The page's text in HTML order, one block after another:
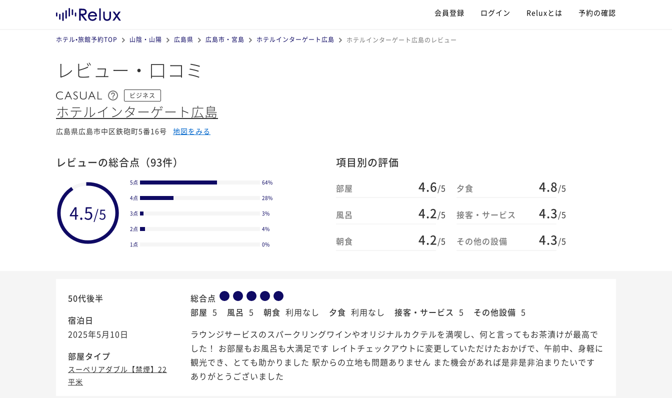
会員登録 ログイン Reluxとは 予約の確認
ホテル•旅館予約TOP 山陰・山陽 広島県 広島市・宮島 ホテルインターゲート広島 ホテルインターゲート広島のレビュー
レビュー・口コミ
ビジネス
ホテルインターゲート広島
広島県広島市中区鉄砲町5番16号 地図をみる
レビューの総合点 （93件）
5点 64%
4点 28%
3点 3%
2点 4%
1点 0%
項目別の評価
部屋 4.6/5
風呂 4.2/5
朝食 4.2/5
夕食 4.8/5
接客・サービス 4.3/5
その他の設備 4.3/5
50代後半
宿泊日
2025年5月10日
部屋タイプ
スーペリアダブル【禁煙】22
平米
総合点
部屋 5 風呂 5 朝食 利用なし 夕食 利用なし 接客・サービス 5 その他設備 5
ラウンジサービスのスパークリングワインやオリジナルカクテルを満喫し、何と言ってもお茶漬けが最高で
した！ お部屋もお風呂も大満足です レイトチェックアウトに変更していただけたおかげで、午前中、身軽に
観光でき、とても助かりました 駅からの立地も問題ありません また機会があれば是非是非泊まりたいです
ありがとうございました